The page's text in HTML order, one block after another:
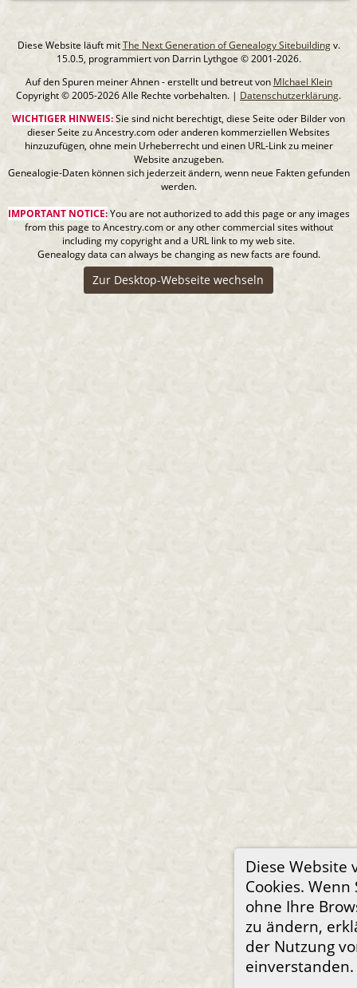
Diese Website
Cookies.
ohne Ihre
zu ändern,
der Nutzung
einverstanden.
Diese Website läuft mitThe Next Generation of Genealogy Sitebuildingv.
15.0.5, programmiert von Darrin Lythgoe © 2001-2026.
Auf den Spuren meiner Ahnen - erstellt und betreut von MIchael Klein
Copyright © 2005-2026 Alle Rechte vorbehalten. | Datenschutzerklärung.
WICHTIGER HINWEIS:Sie sind nicht berechtigt, diese Seite oder Bilder von
dieser Seite zu Ancestry.com oder anderen kommerziellen Websites
hinzuzufügen, ohne mein Urheberrecht und einen URL-Link zu meiner
Website anzugeben.
Genealogie-Daten können sich jederzeit ändern, wenn neue Fakten gefunden
werden.
IMPORTANT NOTICE:You are not authorized to add this page or any images
from this page to Ancestry.com or any other commercial sites without
including my copyright and a URL link to my web site.
Genealogy data can always be changing as new facts are found.
Zur Desktop-Webseite wechseln